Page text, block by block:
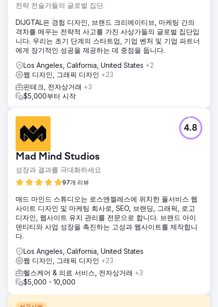
전략 전술가들의 글로벌 집단.
DIJGTAL은 경험 디자인, 브랜드 크리에이티브, 마케팅 간의
격차를 메우는 전략적 사고를 가진 사상가들의 글로벌 집단입
니다. 우리는 초기 단계의 스타트업, 기업 벤처 및 기업 파트너
에게 장기적인 성공을 제공하는 데 중점을 둡니다.
Los Angeles, California, United States +2
웹 디자인, 그래픽 디자인 +23
핀테크, 전자상거래 +3
$5,000부터 시작
Mad Mind Studios
성장과 결과를 극대화하세요
97개 리뷰
4.8
매드 마인드 스튜디오는 로스앤젤레스에 위치한 풀서비스 웹
사이트 디자인 및 마케팅 회사로, SEO, 브랜딩, 그래픽, 로고
디자인, 웹사이트 유지 관리를 전문으로 합니다. 브랜드 아이
덴티티와 사업 성장을 촉진하는 고성과 웹사이트를 제작합니
다.
Los Angeles, California, United States
웹 디자인, 그래픽 디자인 +23
헬스케어 & 의료 서비스, 전자상거래 +3
$5,000 - 10,000